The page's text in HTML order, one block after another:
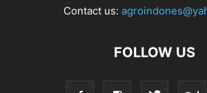
Contact us:
FOLLOW US